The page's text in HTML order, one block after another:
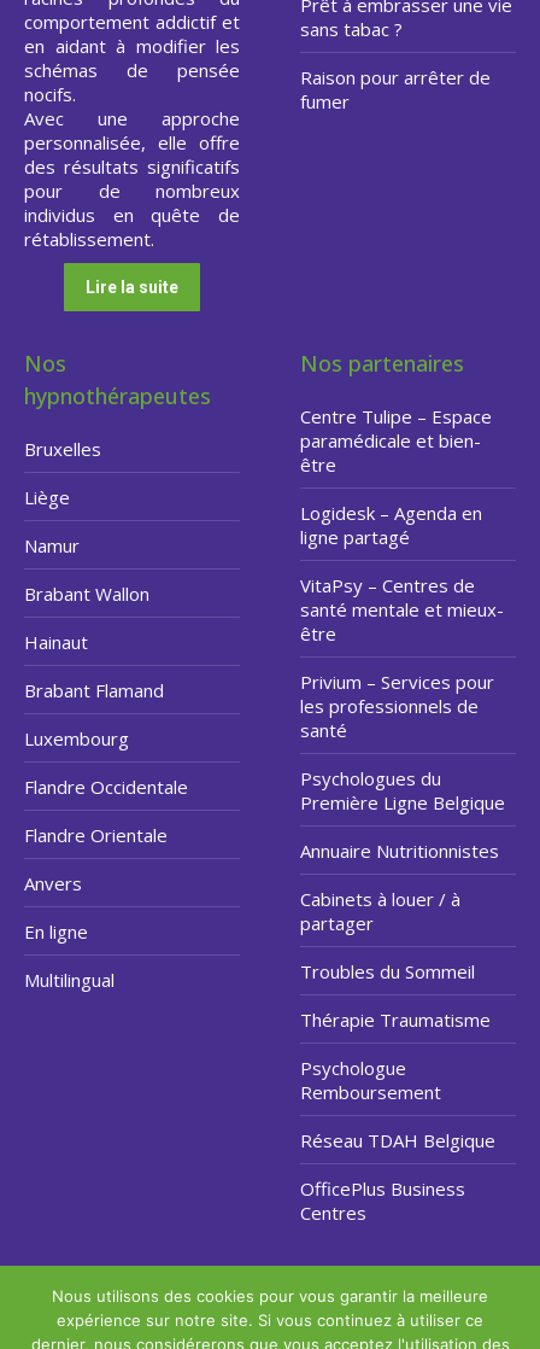
comportement addictif et
en aidant à modifier les
schémas de pensée
nocifs.
Avec une approche
personnalisée, elle offre
des résultats significatifs
pour de nombreux
individus en quête de
rétablissement.
Lire la suite
Prêt à embrasser une vie
sans tabac ?
Raison pour arrêter de
fumer
Nos
hypnothérapeutes
Bruxelles
Liège
Namur
Brabant Wallon
Hainaut
Brabant Flamand
Luxembourg
Flandre Occidentale
Flandre Orientale
Anvers
En ligne
Multilingual
Nos partenaires
Centre Tulipe – Espace
paramédicale et bien-
être
Logidesk – Agenda en
ligne partagé
VitaPsy – Centres de
santé mentale et mieux-
être
Privium – Services pour
les professionnels de
santé
Psychologues du
Première Ligne Belgique
Annuaire Nutritionnistes
Cabinets à louer / à
partager
Troubles du Sommeil
Thérapie Traumatisme
Psychologue
Remboursement
Réseau TDAH Belgique
OfficePlus Business
Centres
Copyright © 2026
Hypnose Arrêter Fumer.
Nous utilisons des cookies pour vous garantir la meilleure
expérience sur notre site. Si vous continuez à utiliser ce
dernier, nous considérerons que vous acceptez l'utilisation des